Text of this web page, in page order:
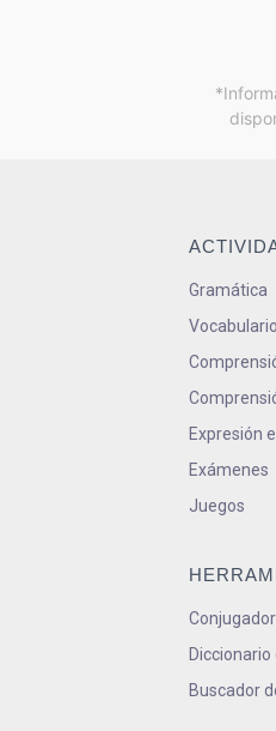
Gramática
Vocabulario
Expresión
Exámenes
Juegos
Diccionario
Buscador